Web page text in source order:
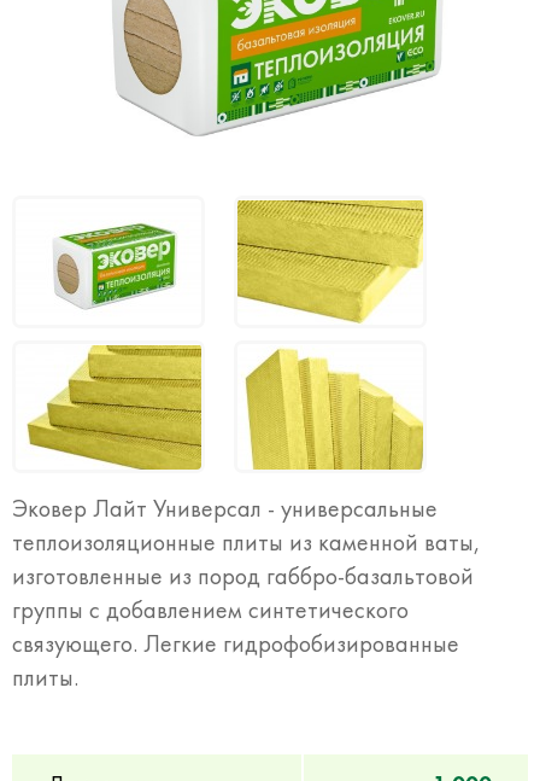
Эковер Лайт Универсал - универсальные
теплоизоляционные плиты из каменной ваты,
изготовленные из пород габбро-базальтовой
группы с добавлением синтетического
связующего. Легкие гидрофобизированные
плиты.